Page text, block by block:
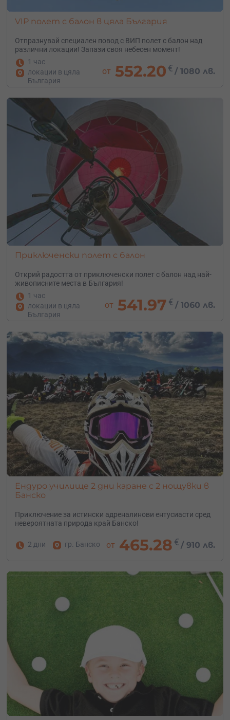
VIP полет с балон в цяла България
Отпразнувай специален повод с ВИП полет с балон над
различни локации! Запази своя небесен момент!
1 час
локации в цяла
България
от 552.20 € /1080 лв.
Приключенски полет с балон
Открий радостта от приключенски полет с балон над най-
живописните места в България!
1 час
локации в цяла
България
от 541.97 € / 1060 лв.
Ендуро училище 2 дни каране с 2 нощувки в
Банско
Приключение за истински адреналинови ентусиасти сред
невероятната природа край Банско!
2 дни гр. Банско от 465.28 € /910 лв.